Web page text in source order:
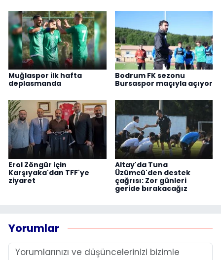
Muğlaspor ilk hafta
deplasmanda
Bodrum FK sezonu
Bursaspor maçıyla açıyor
Erol Zöngür için
Karşıyaka'dan TFF'ye
ziyaret
Altay'da Tuna
Üzümcü'den destek
çağrısı: Zor günleri
geride bırakacağız
Yorumlar